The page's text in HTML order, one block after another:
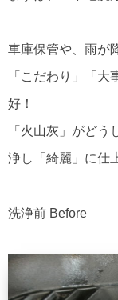
車庫保管や、雨が
「こだわり」「
好！
「火山灰」がど
浄し「綺麗」に仕
洗浄前 Before